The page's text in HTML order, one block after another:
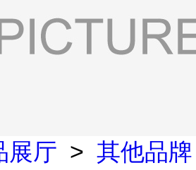
展厅 > 其他品牌